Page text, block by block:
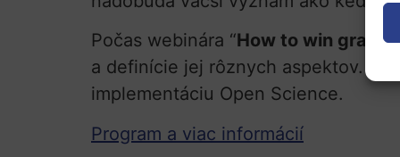
Počas webinára “How to win grants
a definície jej rôznych aspektov.
implementáciu Open Science.
Program a viac informácií